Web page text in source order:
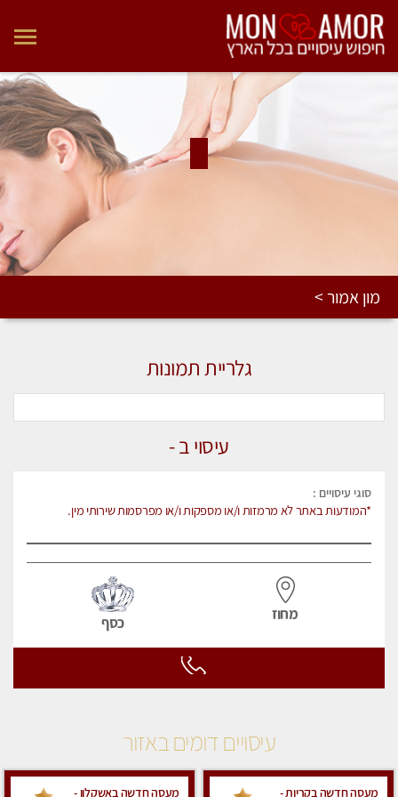
מון אמור >
עיסוי ב -
סוגי עיסויים :
*המודעות באתר לא מרמזות ו/או מספקות ו/או מפרסמות שירותי מין.
מחוז כסף
גלריית תמונות
עיסויים דומים באזור
מעסה חדשה בקריות -
מעסה חדשה באשקלון -